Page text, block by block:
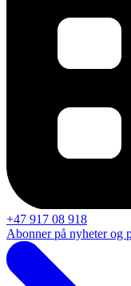
+47 917 08 918
Abonner på nyheter og